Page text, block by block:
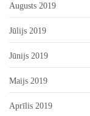
Augusts 2019
Jūlijs 2019
Jūnijs 2019
Maijs 2019
Aprīlis 2019